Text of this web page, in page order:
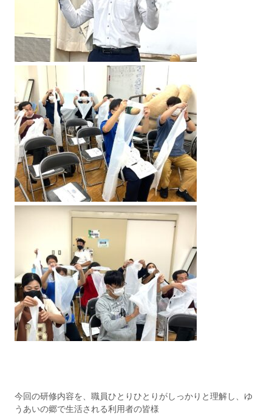
今回の研修内容を、職員ひとりひとりがしっかりと理解し、ゆ
うあいの郷で生活される利用者の皆様